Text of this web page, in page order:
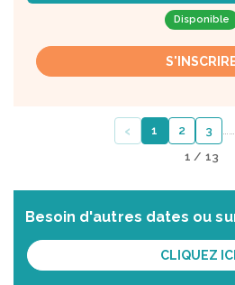
Disponible
‹ 1 2 3 ……
1 / 13
Besoin d'autres dates ou
CLIQUEZ